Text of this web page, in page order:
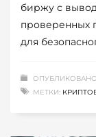
биржу с
проверенных
для
МЕТКИ: